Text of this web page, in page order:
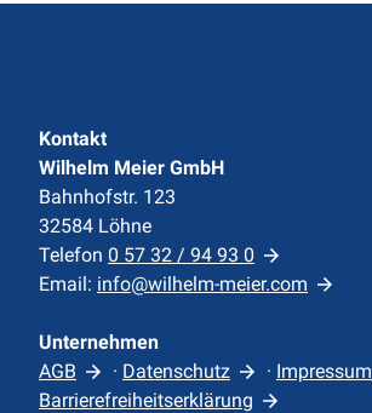
Kontakt
Wilhelm Meier GmbH
Bahnhofstr. 123
32584 Löhne
Telefon 0 57 32 / 94 93 0
Email: info@wilhelm-meier.com
Unternehmen
AGB
· Datenschutz · Impressum
Barrierefreiheitserklärung